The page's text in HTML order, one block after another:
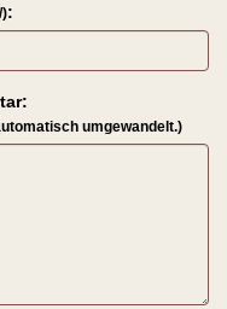
:
umgewandelt.)